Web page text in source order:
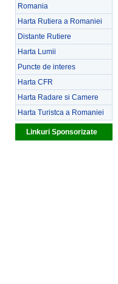
Romania
Harta Rutiera a Romaniei
Distante Rutiere
Harta Lumii
Puncte de interes
Harta CFR
Harta Radare si Camere
Harta Turistca a Romaniei
Linkuri Sponsorizate